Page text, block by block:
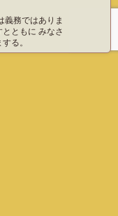
義務ではありま
ともに みなさ
る。